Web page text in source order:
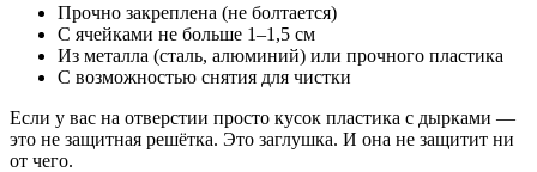
Прочно закреплена (не болтается)
С ячейками не больше 1–1,5 см
Из металла (сталь, алюминий) или прочного пластика
С возможностью снятия для чистки
Если у вас на отверстии просто кусок пластика с дырками —
это не защитная решётка. Это заглушка. И она не защитит ни
от чего.